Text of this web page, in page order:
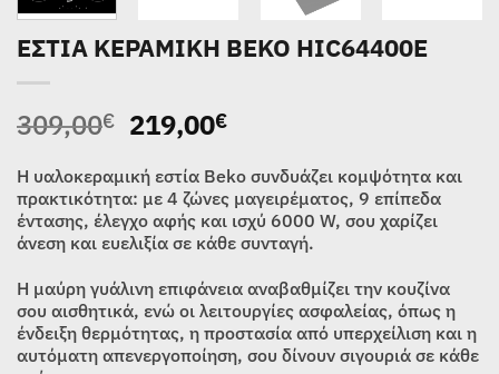
ΕΣΤΙΑ ΚΕΡΑΜΙΚΗ BEKO HIC64400E
309,00€ Original
price
was:
309,00€.
219,00€Η
τιμή
είναι:
219,00€.
Η υαλοκεραμική εστία Beko συνδυάζει κομψότητα και
πρακτικότητα: με 4 ζώνες μαγειρέματος, 9 επίπεδα
έντασης, έλεγχο αφής και ισχύ 6000 W, σου χαρίζει
άνεση και ευελιξία σε κάθε συνταγή.
Η μαύρη γυάλινη επιφάνεια αναβαθμίζει την κουζίνα
σου αισθητικά, ενώ οι λειτουργίες ασφαλείας, όπως η
ένδειξη θερμότητας, η προστασία από υπερχείλιση και η
αυτόματη απενεργοποίηση, σου δίνουν σιγουριά σε κάθε